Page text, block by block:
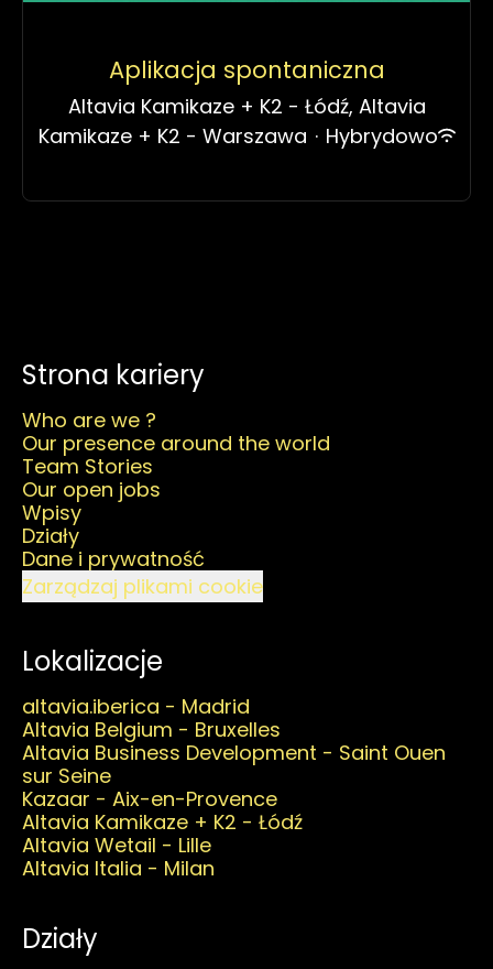
Aplikacja spontaniczna
Altavia Kamikaze + K2 - Łódź, Altavia
Kamikaze + K2 - Warszawa · Hybrydowo
Strona kariery
Who are we ?
Our presence around the world
Team Stories
Our open jobs
Wpisy
Działy
Dane i prywatność
Zarządzaj plikami cookie
Lokalizacje
altavia.iberica - Madrid
Altavia Belgium - Bruxelles
Altavia Business Development - Saint Ouen
sur Seine
Kazaar - Aix-en-Provence
Altavia Kamikaze + K2 - Łódź
Altavia Wetail - Lille
Altavia Italia - Milan
Działy